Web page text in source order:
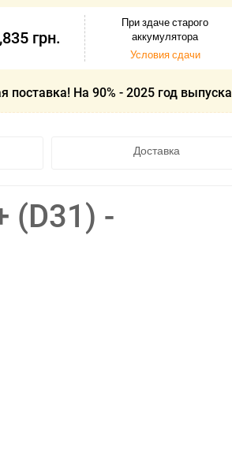
грн.
При здаче старого
аккумулятора
Условия сдачи
поставка! На 90% - 2025 год выпуска
Доставка
(D31) -